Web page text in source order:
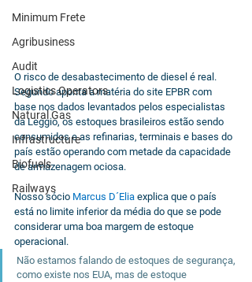
Minimum Frete
Agribusiness
Audit
Logistics Operators
Natural Gas
Infrastructure
Biofuels
Railways
O risco de desabastecimento de diesel é real.
Segundo aponta a matéria do site EPBR com
base nos dados levantados pelos especialistas
da Leggio, os estoques brasileiros estão sendo
consumidos e as refinarias, terminais e bases do
país estão operando com metade da capacidade
de armazenagem ociosa.
Nosso sócio Marcus D´Elia explica que o país
está no limite inferior da média do que se pode
considerar uma boa margem de estoque
operacional.
Não estamos falando de estoques de segurança,
como existe nos EUA, mas de estoque